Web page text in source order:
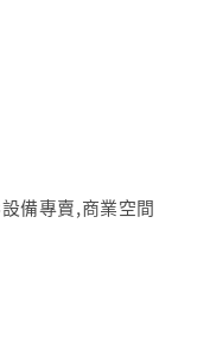
備專賣,商業空間